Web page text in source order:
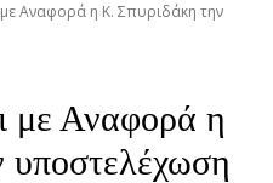
Αναφορά η Κ. Σπυριδάκη την
με Αναφορά η